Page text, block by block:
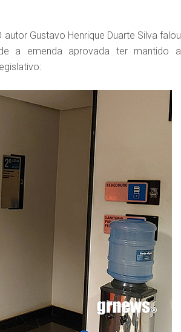
Gustavo Henrique Duarte Silva falou
a emenda aprovada ter mantido a